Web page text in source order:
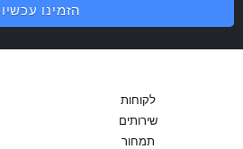
הזמינו עכשיו
לקוחות
שירותים
תמחור